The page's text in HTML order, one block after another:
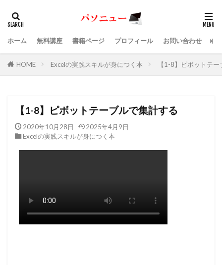
ホーム 無料講座 書籍ページ プロフィール お問い合わせ
HOME Excelの実践スキルが身につく本 【1-8】ピボットテ
【1-8】ピボットテーブルで集計する
2020年10月28日
2025年4月9日
Excelの実践スキルが身につく本